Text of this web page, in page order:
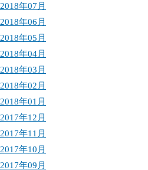
2018年07月
2018年06月
2018年05月
2018年04月
2018年03月
2018年02月
2018年01月
2017年12月
2017年11月
2017年10月
2017年09月